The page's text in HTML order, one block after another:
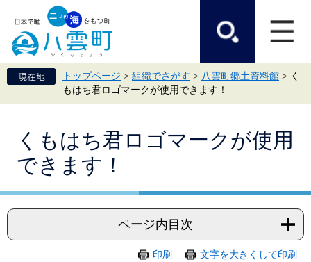
頭
で
飛
ば
て
トップページ > 組織でさがす > 八雲町郷土資料館 > く
もはち君ロゴマークが使用できます！
くもはち君ロゴマークが使用
できます！
ページ内目次
印刷
文字を大きくして印刷